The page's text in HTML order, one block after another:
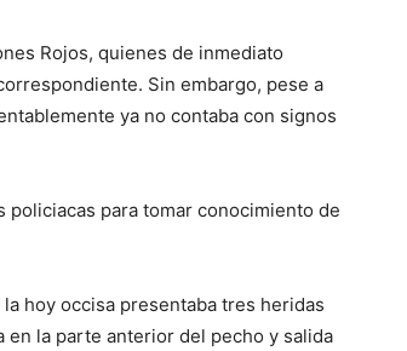
Rojos, quienes de inmediato
Sin embargo, pese a
ya no contaba con signos
para tomar conocimiento de
hoy occisa presentaba tres heridas
en la parte anterior del pecho y salida